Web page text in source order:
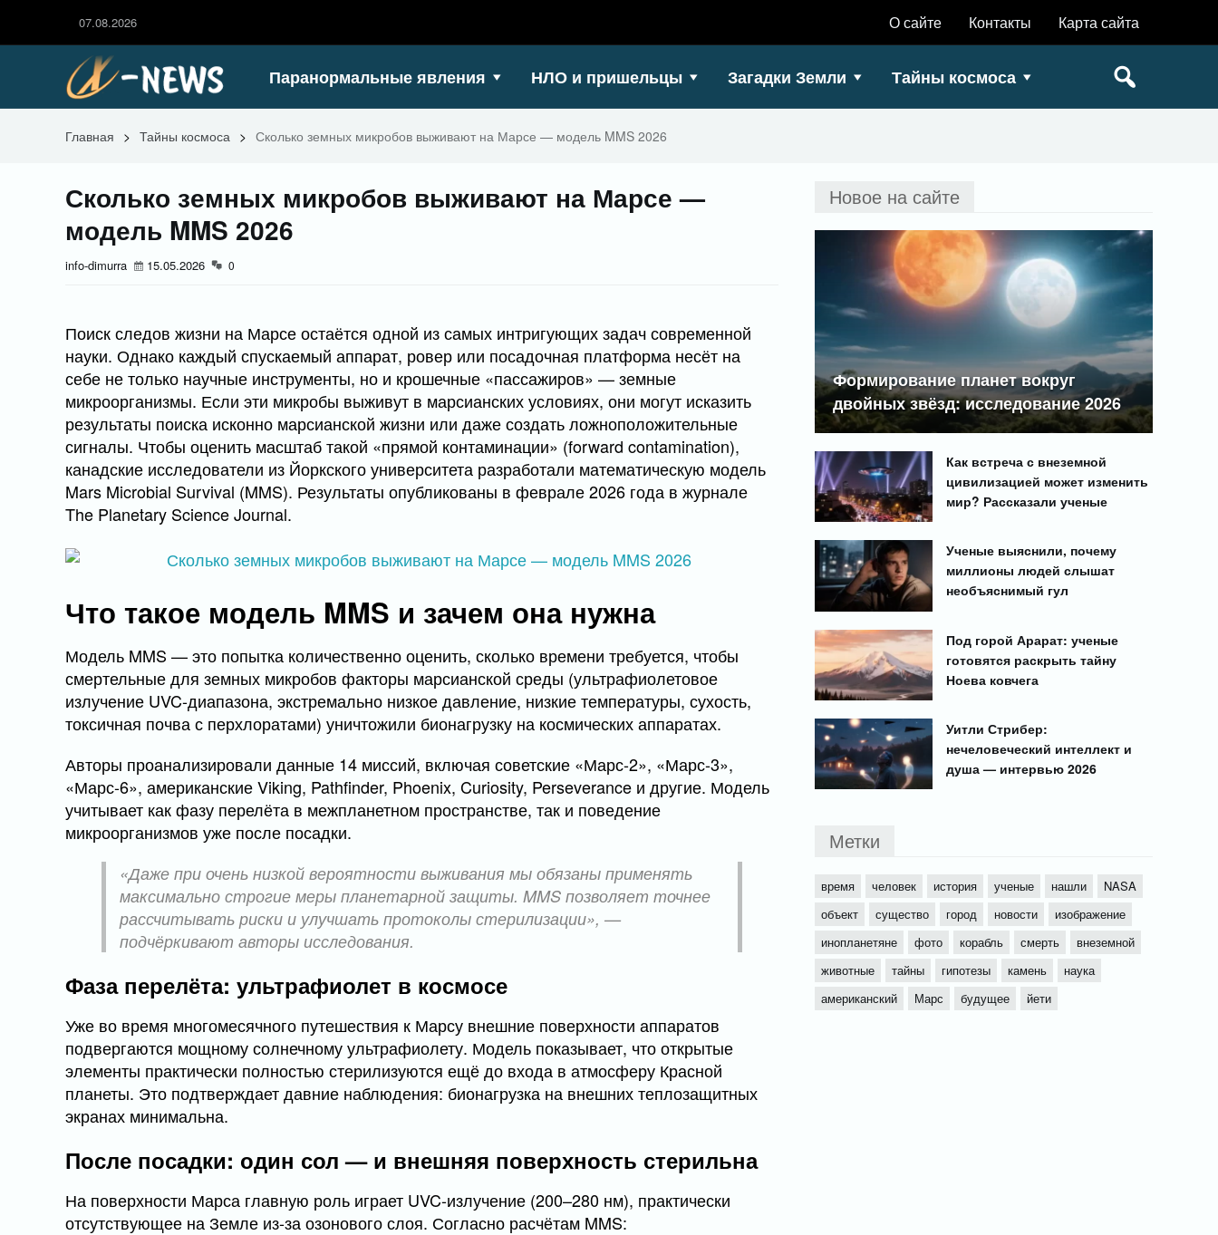
О сайте Контакты Карта сайта
07.08.2026
Паранормальные явления НЛО и пришельцы Загадки Земли Тайны космоса
Главная > Тайны космоса > Сколько земных микробов выживают на Марсе — модель MMS 2026
Сколько земных микробов выживают на Марсе —
модель MMS 2026
info-dimurra 15.05.2026 0
Поиск следов жизни на Марсе остаётся одной из самых интригующих задач современной
науки. Однако каждый спускаемый аппарат, ровер или посадочная платформа несёт на
себе не только научные инструменты, но и крошечные «пассажиров» — земные
микроорганизмы. Если эти микробы выживут в марсианских условиях, они могут исказить
результаты поиска исконно марсианской жизни или даже создать ложноположительные
сигналы. Чтобы оценить масштаб такой «прямой контаминации» (forward contamination),
канадские исследователи из Йоркского университета разработали математическую модель
Mars Microbial Survival (MMS). Результаты опубликованы в феврале 2026 года в журнале
The Planetary Science Journal.
Что такое модель MMS и зачем она нужна
Модель MMS — это попытка количественно оценить, сколько времени требуется, чтобы
смертельные для земных микробов факторы марсианской среды (ультрафиолетовое
излучение UVC-диапазона, экстремально низкое давление, низкие температуры, сухость,
токсичная почва с перхлоратами) уничтожили бионагрузку на космических аппаратах.
Авторы проанализировали данные 14 миссий, включая советские «Марс-2», «Марс-3»,
«Марс-6», американские Viking, Pathfinder, Phoenix, Curiosity, Perseverance и другие. Модель
учитывает как фазу перелёта в межпланетном пространстве, так и поведение
микроорганизмов уже после посадки.
«Даже при очень низкой вероятности выживания мы обязаны применять
максимально строгие меры планетарной защиты. MMS позволяет точнее
рассчитывать риски и улучшать протоколы стерилизации», —
подчёркивают авторы исследования.
Фаза перелёта: ультрафиолет в космосе
Уже во время многомесячного путешествия к Марсу внешние поверхности аппаратов
подвергаются мощному солнечному ультрафиолету. Модель показывает, что открытые
элементы практически полностью стерилизуются ещё до входа в атмосферу Красной
планеты. Это подтверждает давние наблюдения: бионагрузка на внешних теплозащитных
экранах минимальна.
После посадки: один сол — и внешняя поверхность стерильна
На поверхности Марса главную роль играет UVC-излучение (200–280 нм), практически
отсутствующее на Земле из-за озонового слоя. Согласно расчётам MMS:
Новое на сайте
Формирование планет вокруг
двойных звёзд: исследование 2026
Как встреча с внеземной
цивилизацией может изменить
мир? Рассказали ученые
Ученые выяснили, почему
миллионы людей слышат
необъяснимый гул
Под горой Арарат: ученые
готовятся раскрыть тайну
Ноева ковчега
Уитли Стрибер:
нечеловеческий интеллект и
душа — интервью 2026
Метки
время человек история ученые нашли
NASA
объект
существо город новости
изображение
инопланетяне
фото корабль смерть
внеземной
животные
тайны гипотезы камень
наука
американский
Марс будущее йети